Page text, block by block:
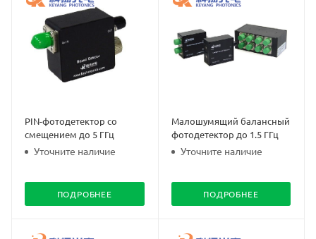
PIN-фотодетектор со
смещением до 5 ГГц
Уточните наличие
ПОДРОБНЕЕ
Малошумящий балансный
фотодетектор до 1.5 ГГц
Уточните наличие
ПОДРОБНЕЕ